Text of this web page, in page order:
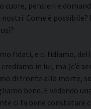
cuore, pensieri e
Come è possibile?
fidati, e ci fidiamo,
in lui, ma (c’è
di fronte alla morte,
bene. E vedendo
ci fa bene constatare